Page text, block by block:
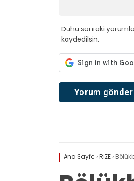
Daha sonraki
kaydedilsin.
Ana Sayfa ›RİZE›